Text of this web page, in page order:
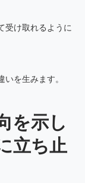
受け取れるように
を生みます。
を示し
立ち止